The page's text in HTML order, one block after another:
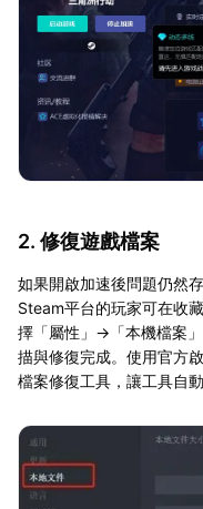
2. 修復遊戲檔案
如果開啟加速後問題仍然
Steam平台的玩家可在收
擇「屬性」→「本機檔案
描與修復完成。使用官方
檔案修復工具，讓工具自